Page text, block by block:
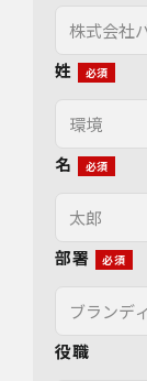
姓
名
部署
役職